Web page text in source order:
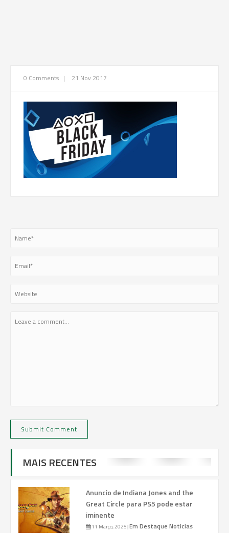
0 Comments | 21 Nov 2017
MAIS RECENTES
Anuncio de Indiana Jones and the
Great Circle para PS5 pode estar
iminente
11 Março, 2025|Em Destaque Noticias